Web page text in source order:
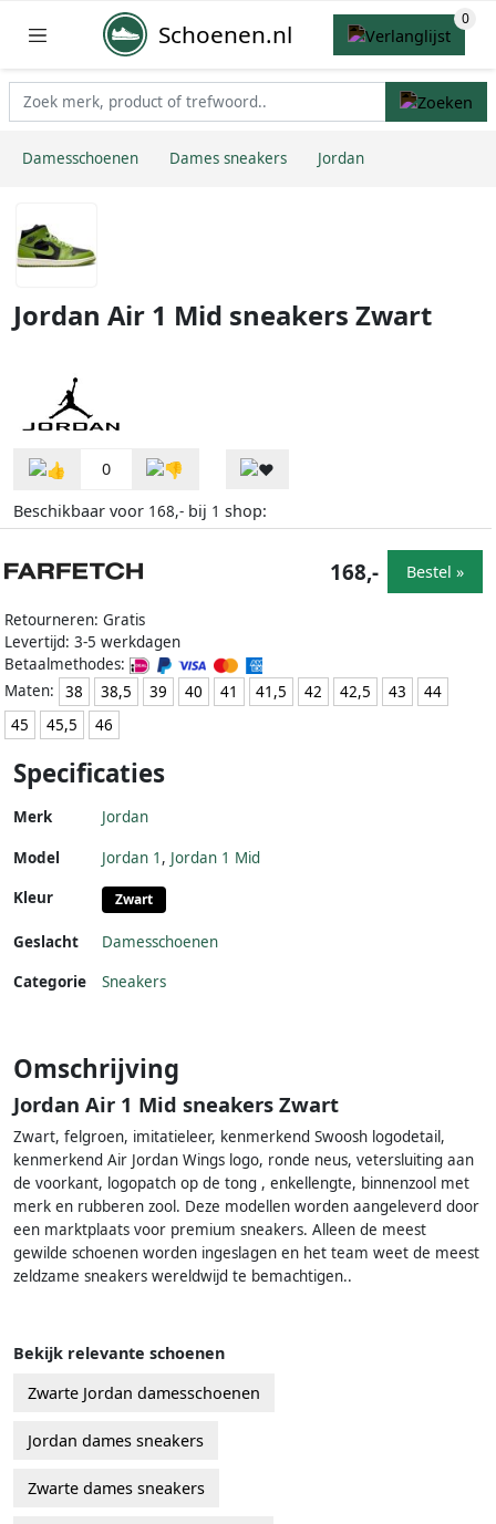
Schoenen.nl
Damesschoenen Dames sneakers Jordan
Jordan Air 1 Mid sneakers Zwart
0
Beschikbaar voor 168,- bij 1 shop:
Retourneren: Gratis
Levertijd: 3-5 werkdagen
Betaalmethodes:
Maten:
38 38,5 39 40 41 41,5 42 42,5 43
44
45
45,5 46
168,- Bestel »
Specificaties
Merk Jordan
Model Jordan 1 , Jordan 1 Mid
Kleur
Zwart
Geslacht
Damesschoenen
Categorie
Sneakers
Omschrijving
Jordan Air 1 Mid sneakers Zwart
Zwart, felgroen, imitatieleer, kenmerkend Swoosh logodetail,
kenmerkend Air Jordan Wings logo, ronde neus, vetersluiting aan
de voorkant, logopatch op de tong , enkellengte, binnenzool met
merk en rubberen zool. Deze modellen worden aangeleverd door
een marktplaats voor premium sneakers. Alleen de meest
gewilde schoenen worden ingeslagen en het team weet de meest
zeldzame sneakers wereldwijd te bemachtigen..
Bekijk relevante schoenen
Zwarte Jordan damesschoenen
Jordan dames sneakers
Zwarte dames sneakers